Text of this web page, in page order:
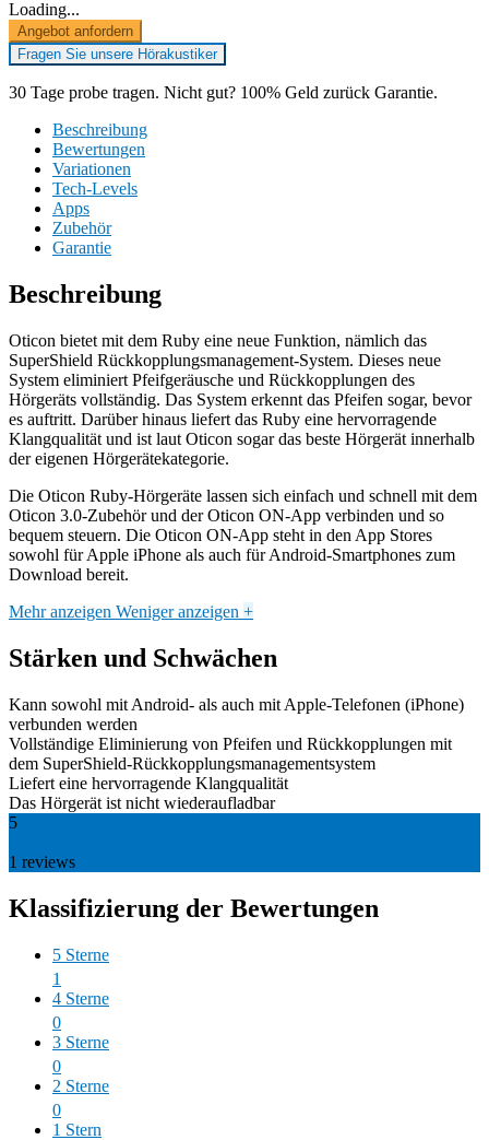
Loading...
Angebot anfordern
Fragen Sie unsere Hörakustiker
30 Tage probe tragen. Nicht gut? 100% Geld zurück Garantie.
Beschreibung
Bewertungen
Variationen
Tech-Levels
Apps
Zubehör
Garantie
Beschreibung
Oticon bietet mit dem Ruby eine neue Funktion, nämlich das
SuperShield Rückkopplungsmanagement-System. Dieses neue
System eliminiert Pfeifgeräusche und Rückkopplungen des
Hörgeräts vollständig. Das System erkennt das Pfeifen sogar, bevor
es auftritt. Darüber hinaus liefert das Ruby eine hervorragende
Klangqualität und ist laut Oticon sogar das beste Hörgerät innerhalb
der eigenen Hörgerätekategorie.
Die Oticon Ruby-Hörgeräte lassen sich einfach und schnell mit dem
Oticon 3.0-Zubehör und der Oticon ON-App verbinden und so
bequem steuern. Die Oticon ON-App steht in den App Stores
sowohl für Apple iPhone als auch für Android-Smartphones zum
Download bereit.
Mehr anzeigen Weniger anzeigen +
Stärken und Schwächen
Kann sowohl mit Android- als auch mit Apple-Telefonen (iPhone)
verbunden werden
Vollständige Eliminierung von Pfeifen und Rückkopplungen mit
dem SuperShield-Rückkopplungsmanagementsystem
Liefert eine hervorragende Klangqualität
Das Hörgerät ist nicht wiederaufladbar
5
1 reviews
Klassifizierung der Bewertungen
5 Sterne
1
4 Sterne
0
3 Sterne
0
2 Sterne
0
1 Stern